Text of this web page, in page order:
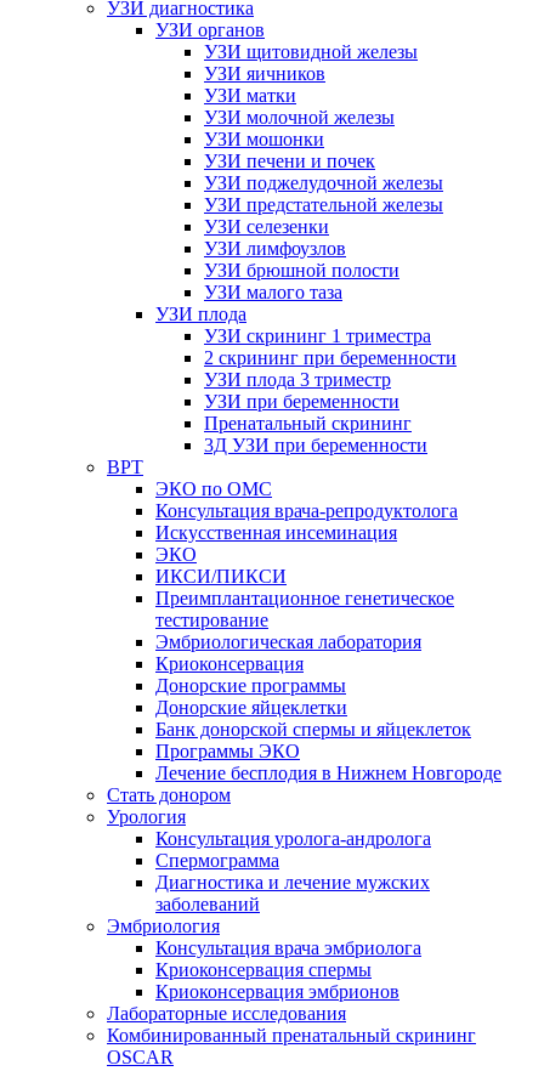
УЗИ диагностика
УЗИ органов
УЗИ щитовидной железы
УЗИ яичников
УЗИ матки
УЗИ молочной железы
УЗИ мошонки
УЗИ печени и почек
УЗИ поджелудочной железы
УЗИ предстательной железы
УЗИ селезенки
УЗИ лимфоузлов
УЗИ брюшной полости
УЗИ малого таза
УЗИ плода
УЗИ скрининг 1 триместра
2 скрининг при беременности
УЗИ плода 3 триместр
УЗИ при беременности
Пренатальный скрининг
3Д УЗИ при беременности
ВРТ
ЭКО по ОМС
Консультация врача-репродуктолога
Искусственная инсеминация
ЭКО
ИКСИ/ПИКСИ
Преимплантационное генетическое
тестирование
Эмбриологическая лаборатория
Криоконсервация
Донорские программы
Донорские яйцеклетки
Банк донорской спермы и яйцеклеток
Программы ЭКО
Лечение бесплодия в Нижнем Новгороде
Стать донором
Урология
Консультация уролога-андролога
Спермограмма
Диагностика и лечение мужских
заболеваний
Эмбриология
Консультация врача эмбриолога
Криоконсервация спермы
Криоконсервация эмбрионов
Лабораторные исследования
Комбинированный пренатальный скрининг
OSCAR